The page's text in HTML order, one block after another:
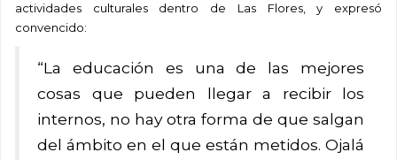
actividades culturales dentro de Las Flores, y expresó
convencido:
“La educación es una de las mejores
cosas que pueden llegar a recibir los
internos, no hay otra forma de que salgan
del ámbito en el que están metidos. Ojalá